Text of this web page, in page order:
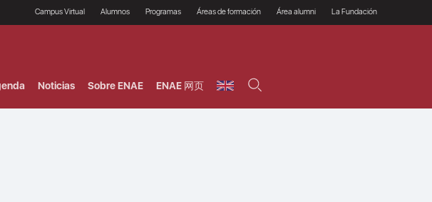
Campus Virtual Alumnos
Prácticas en empresas
Programas
Programas Ejecutivos
Áreas de formación
Riesgos
Área alumni La Fundación
Noticias Sobre ENAE ENAE 网页